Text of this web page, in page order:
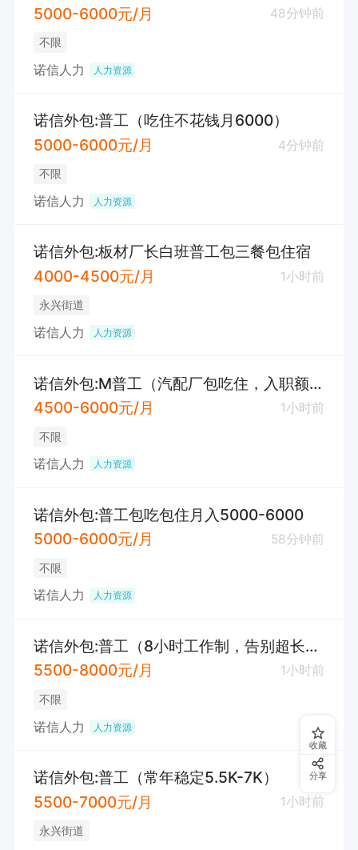
5000-6000元/月
48分钟前
不限
诺信人力 人力资源
诺信外包:普工（吃住不花钱月6000）
5000-6000元/月
4分钟前
不限
诺信人力 人力资源
诺信外包:板材厂长白班普工包三餐包住宿
4000-4500元/月
1小时前
永兴街道
诺信人力 人力资源
诺信外包:M普工（汽配厂包吃住，入职额外奖励600）
4500-6000元/月
1小时前
不限
诺信人力 人力资源
诺信外包:普工包吃包住月入5000-6000
5000-6000元/月
58分钟前
不限
诺信人力 人力资源
诺信外包:普工（8小时工作制，告别超长待机）
5500-8000元/月
1小时前
不限
诺信人力 人力资源
诺信外包:普工（常年稳定5.5K-7K）
5500-7000元/月
1小时前
永兴街道
收藏
分享